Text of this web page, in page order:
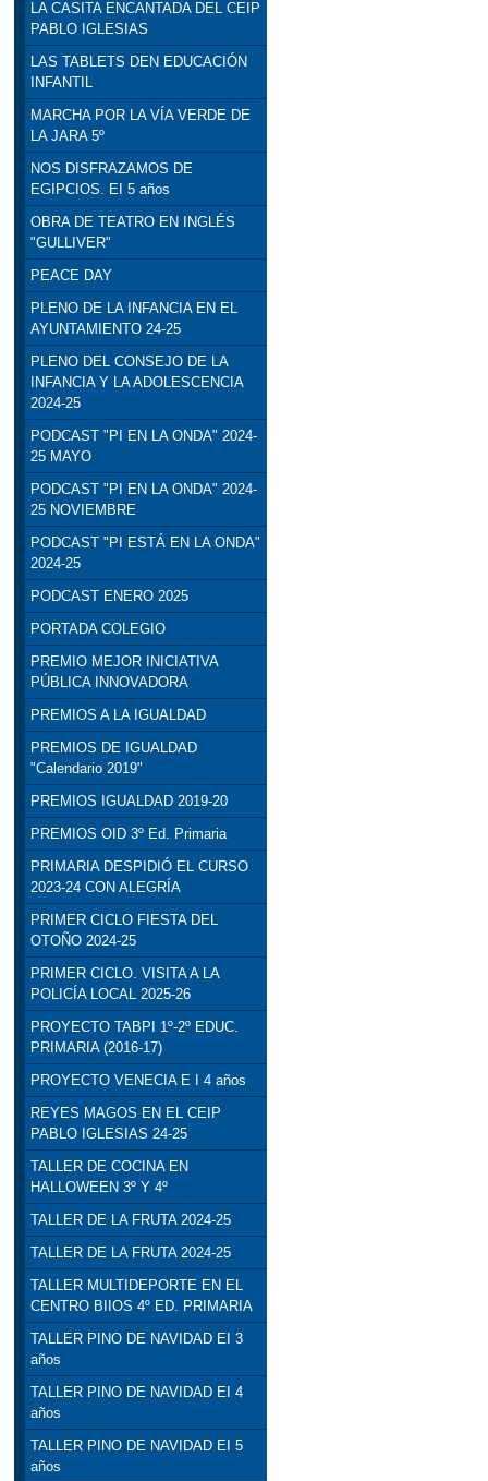
LA CASITA ENCANTADA DEL CEIP
PABLO IGLESIAS
LAS TABLETS DEN EDUCACIÓN
INFANTIL
MARCHA POR LA VÍA VERDE DE
LA JARA 5º
NOS DISFRAZAMOS DE
EGIPCIOS. EI 5 años
OBRA DE TEATRO EN INGLÉS
"GULLIVER"
PEACE DAY
PLENO DE LA INFANCIA EN EL
AYUNTAMIENTO 24-25
PLENO DEL CONSEJO DE LA
INFANCIA Y LA ADOLESCENCIA
2024-25
PODCAST "PI EN LA ONDA" 2024-
25 MAYO
PODCAST "PI EN LA ONDA" 2024-
25 NOVIEMBRE
PODCAST "PI ESTÁ EN LA ONDA"
2024-25
PODCAST ENERO 2025
PORTADA COLEGIO
PREMIO MEJOR INICIATIVA
PÚBLICA INNOVADORA
PREMIOS A LA IGUALDAD
PREMIOS DE IGUALDAD
"Calendario 2019"
PREMIOS IGUALDAD 2019-20
PREMIOS OID 3º Ed. Primaria
PRIMARIA DESPIDIÓ EL CURSO
2023-24 CON ALEGRÍA
PRIMER CICLO FIESTA DEL
OTOÑO 2024-25
PRIMER CICLO. VISITA A LA
POLICÍA LOCAL 2025-26
PROYECTO TABPI 1º-2º EDUC.
PRIMARIA (2016-17)
PROYECTO VENECIA E I 4 años
REYES MAGOS EN EL CEIP
PABLO IGLESIAS 24-25
TALLER DE COCINA EN
HALLOWEEN 3º Y 4º
TALLER DE LA FRUTA 2024-25
TALLER DE LA FRUTA 2024-25
TALLER MULTIDEPORTE EN EL
CENTRO BIIOS 4º ED. PRIMARIA
TALLER PINO DE NAVIDAD EI 3
años
TALLER PINO DE NAVIDAD EI 4
años
TALLER PINO DE NAVIDAD EI 5
años